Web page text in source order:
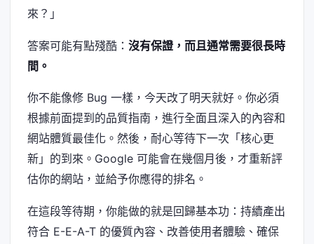
來？」
答案可能有點殘酷： 沒有保證，而且通常需要很長時
間。
你不能像修 Bug 一樣，今天改了明天就好。你必須
根據前面提到的品質指南，進行全面且深入的內容和
網站體質最佳化。然後，耐心等待下一次「核心更
新」的到來。Google 可能會在幾個月後，才重新評
估你的網站，並給予你應得的排名。
在這段等待期，你能做的就是回歸基本功：持續產出
符合 E-E-A-T 的優質內容、改善使用者體驗、確保